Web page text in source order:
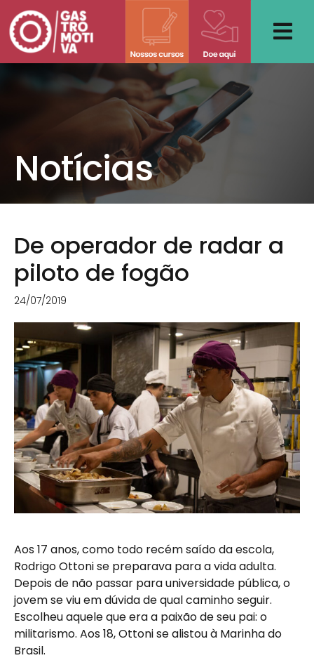
to
content
Notícias
De operador de radar a
piloto de fogão
24/07/2019
Aos 17 anos, como todo recém saído da escola,
Rodrigo Ottoni se preparava para a vida adulta.
Depois de não passar para universidade pública, o
jovem se viu em dúvida de qual caminho seguir.
Escolheu aquele que era a paixão de seu pai: o
militarismo. Aos 18, Ottoni se alistou à Marinha do
Brasil.